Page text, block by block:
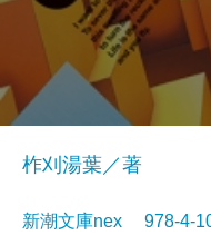
柞刈湯葉／著
新潮文庫nex 978-4-